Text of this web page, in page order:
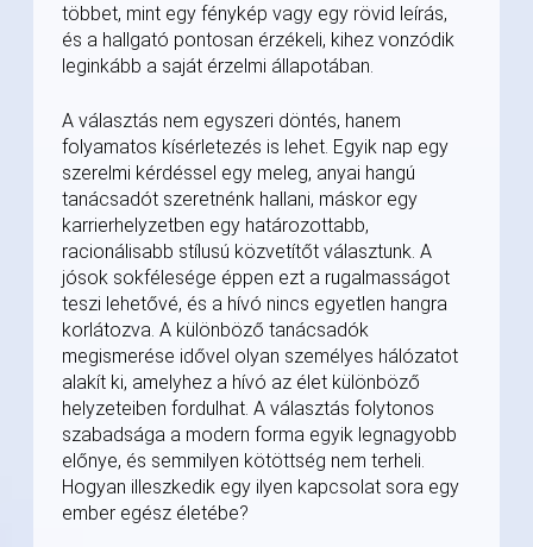
többet, mint egy fénykép vagy egy rövid leírás,
és a hallgató pontosan érzékeli, kihez vonzódik
leginkább a saját érzelmi állapotában.
A választás nem egyszeri döntés, hanem
folyamatos kísérletezés is lehet. Egyik nap egy
szerelmi kérdéssel egy meleg, anyai hangú
tanácsadót szeretnénk hallani, máskor egy
karrierhelyzetben egy határozottabb,
racionálisabb stílusú közvetítőt választunk. A
jósok sokfélesége éppen ezt a rugalmasságot
teszi lehetővé, és a hívó nincs egyetlen hangra
korlátozva. A különböző tanácsadók
megismerése idővel olyan személyes hálózatot
alakít ki, amelyhez a hívó az élet különböző
helyzeteiben fordulhat. A választás folytonos
szabadsága a modern forma egyik legnagyobb
előnye, és semmilyen kötöttség nem terheli.
Hogyan illeszkedik egy ilyen kapcsolat sora egy
ember egész életébe?